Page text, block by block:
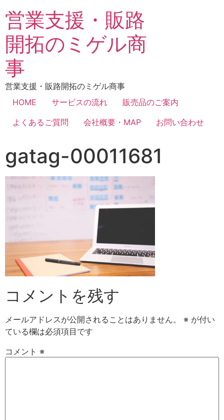
営業支援・販路
開拓のミゲル商
事
営業支援・販路開拓のミゲル商事
HOME
サービスの流れ
販売品のご案内
よくあるご質問
会社概要・MAP お問い合わせ
gatag-00011681
コメントを残す
メールアドレスが公開されることはありません。 ※ が付い
ている欄は必須項目です
コメント ※